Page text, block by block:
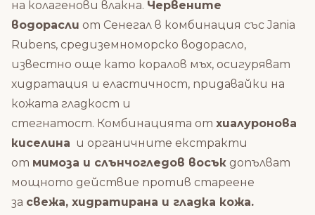
на колагенови влакна. Червените
водорасли от Сенегал в комбинация съсJania
Rubens, средиземноморскo водорасло,
известнo още като коралов мъх, осигуряват
хидратация и еластичност, придавайки на
кожата гладкост и
стегнатост. Комбинацията от хиалуронова
киселина и органичните екстракти
от мимоза и слънчогледов восък допълват
мощното действие против стареене
за свежа, хидратирана и гладка кожа.